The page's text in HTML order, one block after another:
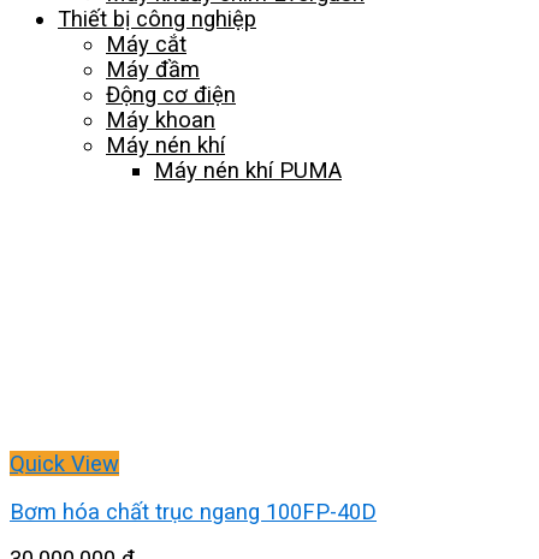
Thiết bị công nghiệp
Máy cắt
Máy đầm
Động cơ điện
Máy khoan
Máy nén khí
Máy nén khí PUMA
Quick View
Bơm hóa chất trục ngang 100FP-40D